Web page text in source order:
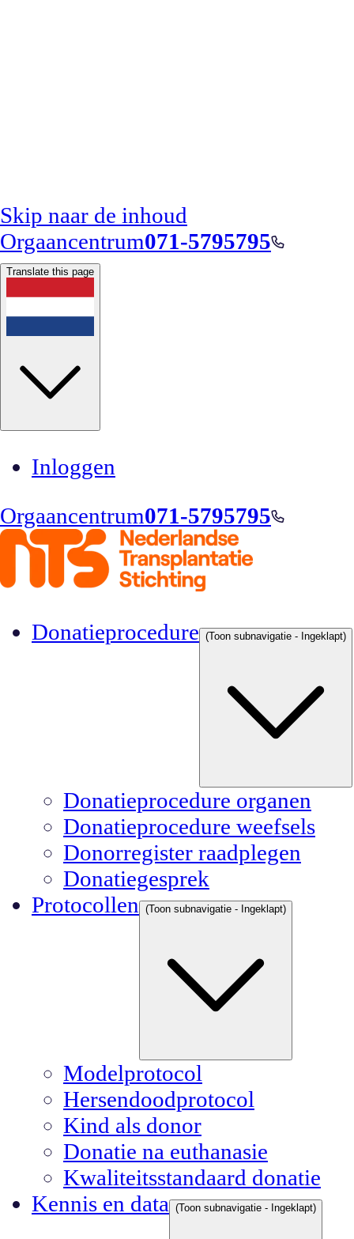
Skip naar de inhoud
Orgaancentrum071-5795795
Translate this page
Inloggen
Orgaancentrum071-5795795
Donatieprocedure (Toon subnavigatie - Ingeklapt)
Donatieprocedure organen
Donatieprocedure weefsels
Donorregister raadplegen
Donatiegesprek
Protocollen
(Toon subnavigatie - Ingeklapt)
Modelprotocol
Hersendoodprotocol
Kind als donor
Donatie na euthanasie
Kwaliteitsstandaard donatie
Kennis en data
(Toon subnavigatie - Ingeklapt)